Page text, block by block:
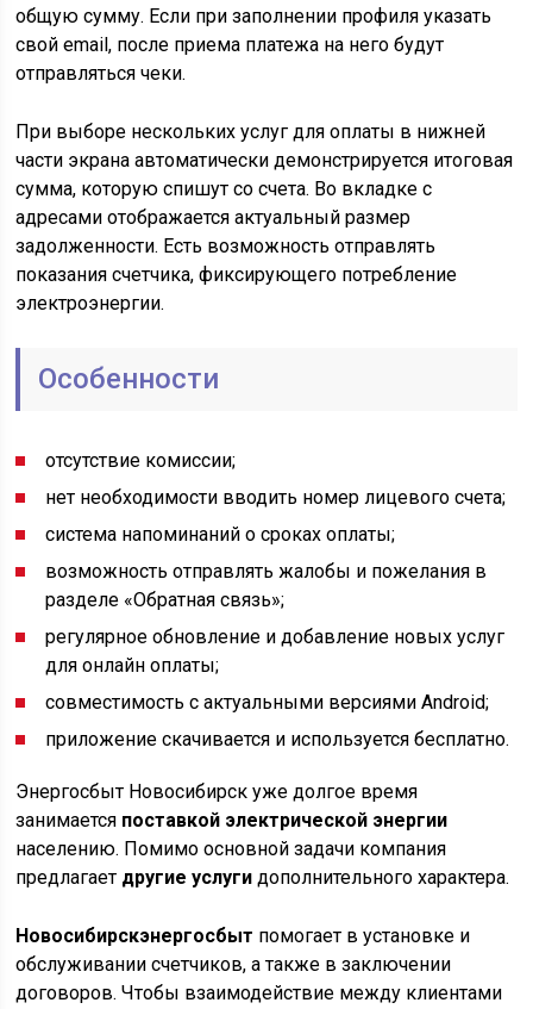
общую сумму. Если при заполнении профиля указать
свой email, после приема платежа на него будут
отправляться чеки.
При выборе нескольких услуг для оплаты в нижней
части экрана автоматически демонстрируется итоговая
сумма, которую спишут со счета. Во вкладке с
адресами отображается актуальный размер
задолженности. Есть возможность отправлять
показания счетчика, фиксирующего потребление
электроэнергии.
Особенности
отсутствие комиссии;
нет необходимости вводить номер лицевого счета;
система напоминаний о сроках оплаты;
возможность отправлять жалобы и пожелания в
разделе «Обратная связь»;
регулярное обновление и добавление новых услуг
для онлайн оплаты;
совместимость с актуальными версиями Android;
приложение скачивается и используется бесплатно.
Энергосбыт Новосибирск уже долгое время
занимается поставкой электрической энергии
населению. Помимо основной задачи компания
предлагает другие услуги дополнительного характера.
Новосибирскэнергосбыт помогает в установке и
обслуживании счетчиков, а также в заключении
договоров. Чтобы взаимодействие между клиентами